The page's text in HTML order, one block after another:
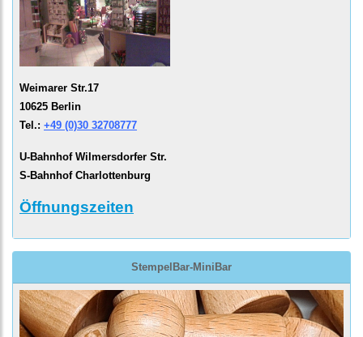
Weimarer Str.17
10625 Berlin
Tel.: +49 (0)30 32708777
U-Bahnhof Wilmersdorfer Str.
S-Bahnhof Charlottenburg
Öffnungszeiten
StempelBar-MiniBar